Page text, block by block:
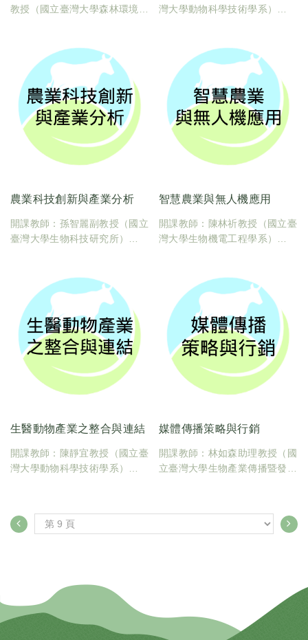
教授（國立臺灣大學森林環境暨
學分數：2
開課日期：7-8月
課程地點：各實習單位
灣大學動物科學技術學系）
農業科技創新與產業分析
開課教師：孫智麗副教授（國立
臺灣大學生物科技研究所）
智慧農業與無人機應用
開課教師：陳林祈教授（國立臺
灣大學生物機電工程學系）
生醫動物產業之整合與連結
開課教師：陳靜宜教授（國立臺
灣大學動物科學技術學系）
媒體傳播策略與行銷
開課教師：林如森助理教授（國
立臺灣大學生物產業傳播暨發展
學分數：2